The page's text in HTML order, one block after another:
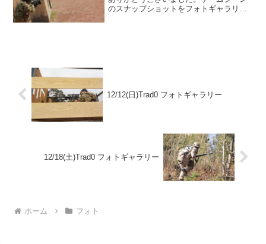
のスナップショットをフォトギャラリー
12/12(日)Trad0 フォトギャラリー
12/18(土)Trad0 フォトギャラリー
ホーム フォト